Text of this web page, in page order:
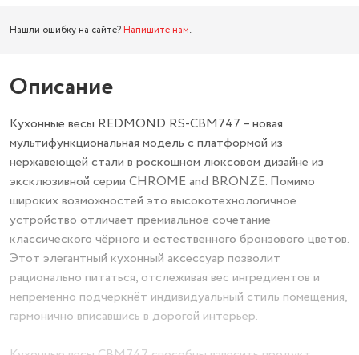
Нашли ошибку на сайте? Напишите нам.
Описание
Кухонные весы REDMOND RS-СВM747 – новая
мультифункциональная модель c платформой из
нержавеющей стали в роскошном люксовом дизайне из
эксклюзивной серии CHROME and BRONZE. Помимо
широких возможностей это высокотехнологичное
устройство отличает премиальное сочетание
классического чёрного и естественного бронзового цветов.
Этот элегантный кухонный аксессуар позволит
рационально питаться, отслеживая вес ингредиентов и
непременно подчеркнёт индивидуальный стиль помещения,
гармонично вписавшись в дорогой интерьер.